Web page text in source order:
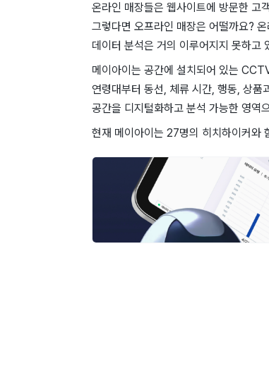
온라인 매장들은 웹사이트에 방문한 고
그렇다면 오프라인 매장은 어떨까요?
데이터 분석은 거의 이루어지지 못하고
메이아이는 공간에 설치되어 있는
연령대부터 동선, 체류 시간, 행동, 상품
공간을 디지털화하고 분석 가능한 영역
현재 메이아이는 27명의 히치하이커와